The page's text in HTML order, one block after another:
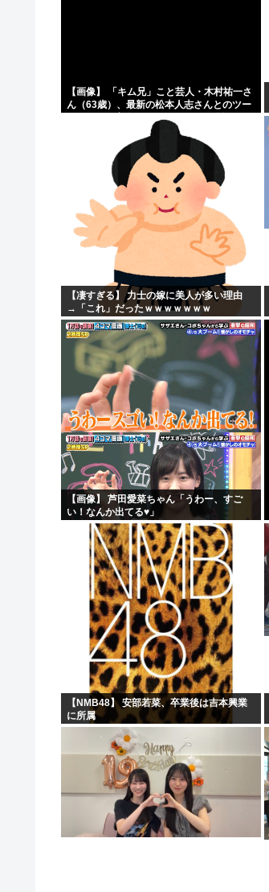
【画像】 「キム兄」こと芸人・木村祐一さ
ん（63歳）、最新の松本人志さんとのツー
ショットが完全に別人だとネット騒然！
「マジで誰かわからん」...
【凄すぎる】 力士の嫁に美人が多い理由
→「これ」だったｗｗｗｗｗｗｗ
【画像】 芦田愛菜ちゃん「うわー、すご
い！なんか出てる♥」
【NMB48】 安部若菜、卒業後は吉本興業
に所属